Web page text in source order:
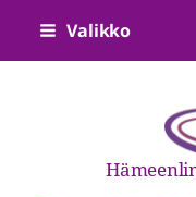
Siirry
Valikko